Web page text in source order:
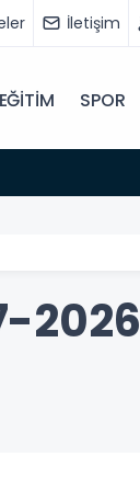
İletişim
EĞİTİM SPOR
2026